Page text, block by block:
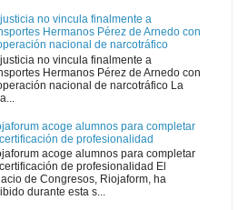
no vincula finalmente a
Hermanos Pérez de Arnedo con
nacional de narcotráfico
no vincula finalmente a
Hermanos Pérez de Arnedo con
nacional de narcotráfico La
acoge alumnos para completar
de profesionalidad
acoge alumnos para completar
de profesionalidad El
de Congresos, Riojaform, ha
durante esta s...